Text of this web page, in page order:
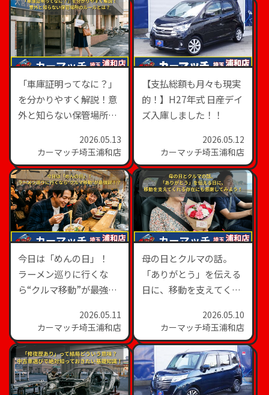
「車庫証明ってなに？」
を分かりやすく解説！意
外と知らない保管場所の
2026.05.13
カーマッチ埼玉浦和店
【支払総額も月々も現実
的！】H27年式 日産デイ
ズ入庫しました！！
2026.05.12
カーマッチ埼玉浦和店
今日は「めんの日」！
ラーメン巡りに行くな
ら“クルマ移動”が最強
2026.05.11
カーマッチ埼玉浦和店
母の日とクルマの話。
「ありがとう」を伝える
日に、移動を支えてくれ
2026.05.10
カーマッチ埼玉浦和店